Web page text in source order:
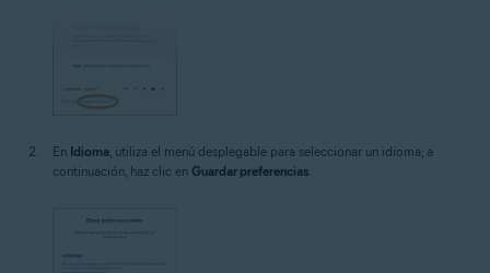
En Idioma, utiliza el menú desplegable para seleccionar un idioma; a
continuación, haz clic en Guardar preferencias.